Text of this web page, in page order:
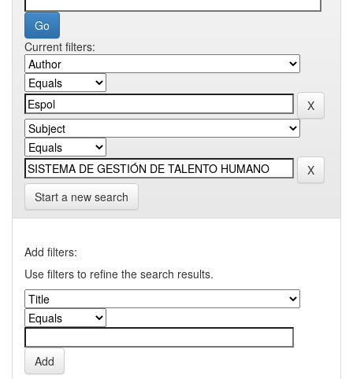
Current filters:
Start a new search
Add filters:
Use filters to refine the search results.